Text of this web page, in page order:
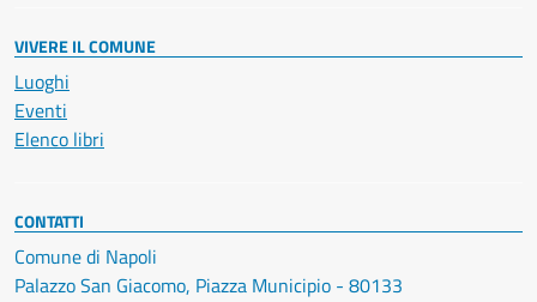
VIVERE IL COMUNE
Luoghi
Eventi
Elenco libri
CONTATTI
Comune di Napoli
Palazzo San Giacomo, Piazza Municipio - 80133